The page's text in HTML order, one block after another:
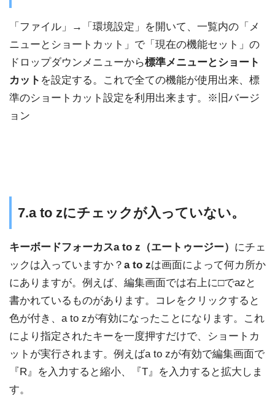
「ファイル」→「環境設定」を開いて、一覧内の「メ
ニューとショートカット」で「現在の機能セット」の
ドロップダウンメニューから標準メニューとショート
カット を設定する。これで全ての機能が使用出来、標
準のショートカット設定を利用出来ます。※旧バージ
ョン
7.a to zにチェックが入っていない。
キーボードフォーカスa to z（エートゥージー） にチェ
ックは入っていますか？ a to zは画面によって何カ所か
にありますが。例えば、編集画面では右上に□でazと
書かれているものがあります。コレをクリックすると
色が付き、a to zが有効になったことになります。これ
により指定されたキーを一度押すだけで、ショートカ
ットが実行されます。例えばa to zが有効で編集画面で
『R』を入力すると縮小、『T』を入力すると拡大しま
す。